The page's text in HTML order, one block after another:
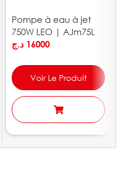
Pompe à eau à jet
750W LEO | AJm75L
16000 د.ج
Voir Le Produit